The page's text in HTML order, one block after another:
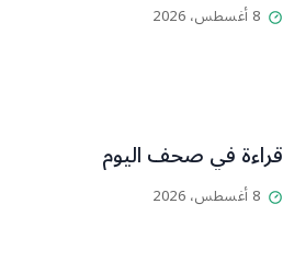
8 أغسطس، 2026
قراءة في صحف اليوم
8 أغسطس، 2026